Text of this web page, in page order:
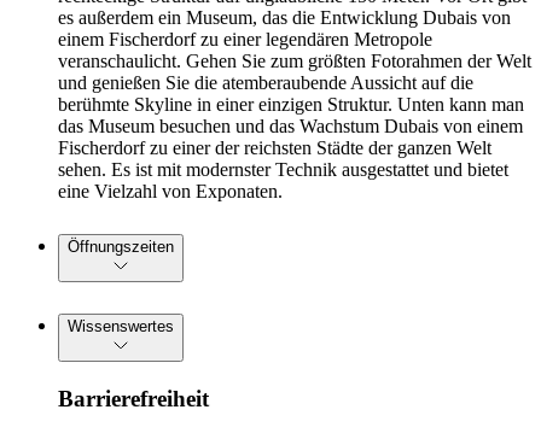
es außerdem ein Museum, das die Entwicklung Dubais von
einem Fischerdorf zu einer legendären Metropole
veranschaulicht. Gehen Sie zum größten Fotorahmen der Welt
und genießen Sie die atemberaubende Aussicht auf die
berühmte Skyline in einer einzigen Struktur. Unten kann man
das Museum besuchen und das Wachstum Dubais von einem
Fischerdorf zu einer der reichsten Städte der ganzen Welt
sehen. Es ist mit modernster Technik ausgestattet und bietet
eine Vielzahl von Exponaten.
Öffnungszeiten
Wissenswertes
Barrierefreiheit